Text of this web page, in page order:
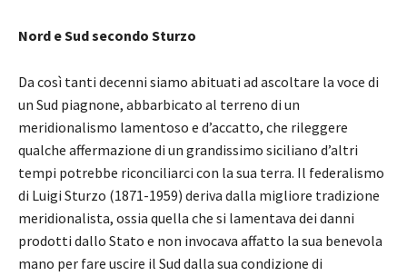
Nord e Sud secondo Sturzo
Da così tanti decenni siamo abituati ad ascoltare la voce di
un Sud piagnone, abbarbicato al terreno di un
meridionalismo lamentoso e d’accatto, che rileggere
qualche affermazione di un grandissimo siciliano d’altri
tempi potrebbe riconciliarci con la sua terra. Il federalismo
di Luigi Sturzo (1871-1959) deriva dalla migliore tradizione
meridionalista, ossia quella che si lamentava dei danni
prodotti dallo Stato e non invocava affatto la sua benevola
mano per fare uscire il Sud dalla sua condizione di